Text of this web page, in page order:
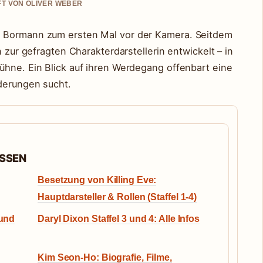
VON OLIVER WEBER
zum ersten Mal vor der Kamera. Seitdem
gefragten Charakterdarstellerin entwickelt – in
Ein Blick auf ihren Werdegang offenbart eine
sucht.
Besetzung von Killing Eve:
Hauptdarsteller & Rollen (Staffel 1-4)
Daryl Dixon Staffel 3 und 4: Alle Infos
Kim Seon-Ho: Biografie, Filme,